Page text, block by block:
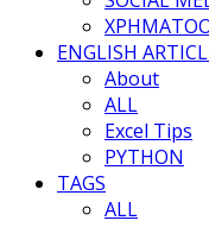
ENGLISH
About
ALL
Excel Tips
PYTHON
TAGS
ALL